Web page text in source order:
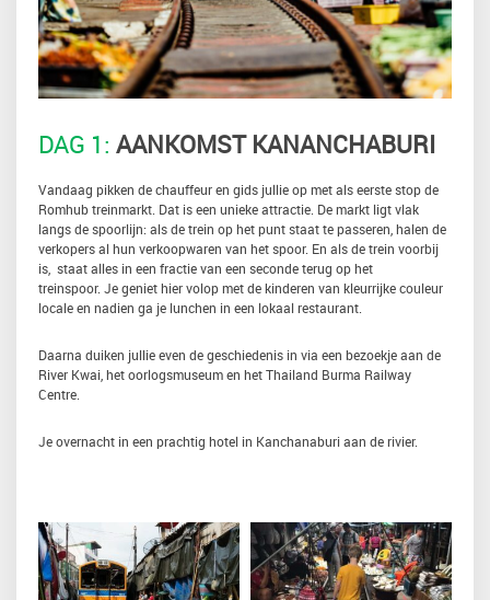
DAG 1: AANKOMST KANANCHABURI
Vandaag pikken de chauffeur en gids jullie op met als eerste stop de
Romhub treinmarkt. Dat is een unieke attractie. De markt ligt vlak
langs de spoorlijn: als de trein op het punt staat te passeren, halen de
verkopers al hun verkoopwaren van het spoor. En als de trein voorbij
is, staat alles in een fractie van een seconde terug op het
treinspoor. Je geniet hier volop met de kinderen van kleurrijke couleur
locale en nadien ga je lunchen in een lokaal restaurant.
Daarna duiken jullie even de geschiedenis in via een bezoekje aan de
River Kwai, het oorlogsmuseum en het Thailand Burma Railway
Centre.
Je overnacht in een prachtig hotel in Kanchanaburi aan de rivier.